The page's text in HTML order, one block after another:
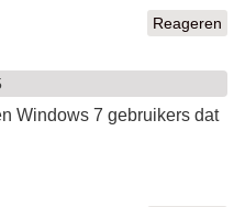
Reageren
Windows 7 gebruikers dat